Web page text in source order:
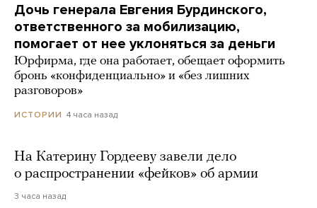
Дочь генерала Евгения Бурдинского,
ответственного за мобилизацию,
помогает от нее уклоняться за деньги
Юрфирма, где она работает, обещает оформить
бронь «конфиденциально» и «без лишних
разговоров»
ИСТОРИИ 4 часа назад
На Катерину Гордееву завели дело
о распространении «фейков» об армии
3 часа назад